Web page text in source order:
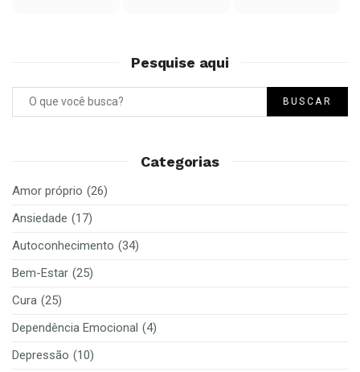
Pesquise aqui
BUSCAR
Categorias
Amor próprio (26)
Ansiedade (17)
Autoconhecimento (34)
Bem-Estar (25)
Cura (25)
Dependência Emocional (4)
Depressão (10)